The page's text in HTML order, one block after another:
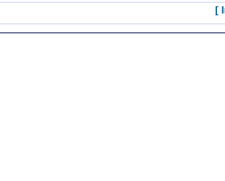
[